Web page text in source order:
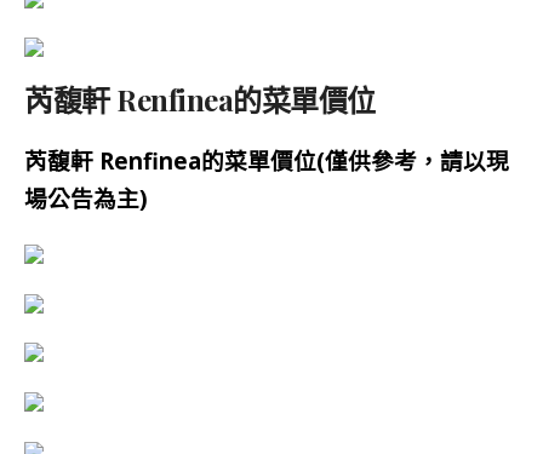
芮馥軒 Renfinea的菜單價位
芮馥軒 Renfinea的菜單價位(僅供參考，請以現
場公告為主)